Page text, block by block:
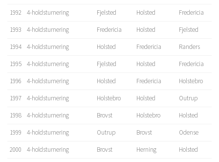
1992 4-holdsturnering Fjelsted Holsted Fredericia
1993 4-holdsturnering Fredericia Holsted Fjelsted
1994 4-holdsturnering Holsted Fredericia Randers
1995 4-holdsturnering Fjelsted Holsted Fredericia
1996 4-holdsturnering Holsted Fredericia Holstebro
1997 4-holdsturnering Holstebro Holsted Outrup
1998 4-holdsturnering Brovst Holstebro Holsted
1999 4-holdsturnering Outrup Brovst Odense
2000 4-holdsturnering Brovst Herning Holsted